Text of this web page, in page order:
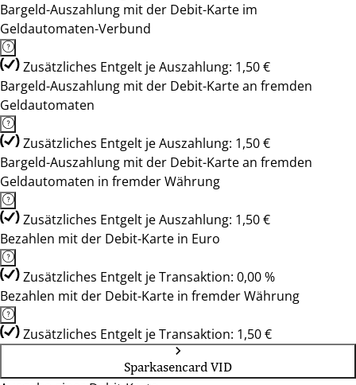
Bargeld-Auszahlung mit der Debit-Karte im
Geldautomaten-Verbund
Zusätzliches Entgelt je Auszahlung: 1,50 €
Bargeld-Auszahlung mit der Debit-Karte an fremden
Geldautomaten
Zusätzliches Entgelt je Auszahlung: 1,50 €
Bargeld-Auszahlung mit der Debit-Karte an fremden
Geldautomaten in fremder Währung
Zusätzliches Entgelt je Auszahlung: 1,50 €
Bezahlen mit der Debit-Karte in Euro
Zusätzliches Entgelt je Transaktion: 0,00 %
Bezahlen mit der Debit-Karte in fremder Währung
Zusätzliches Entgelt je Transaktion: 1,50 €
Sparkasencard VID